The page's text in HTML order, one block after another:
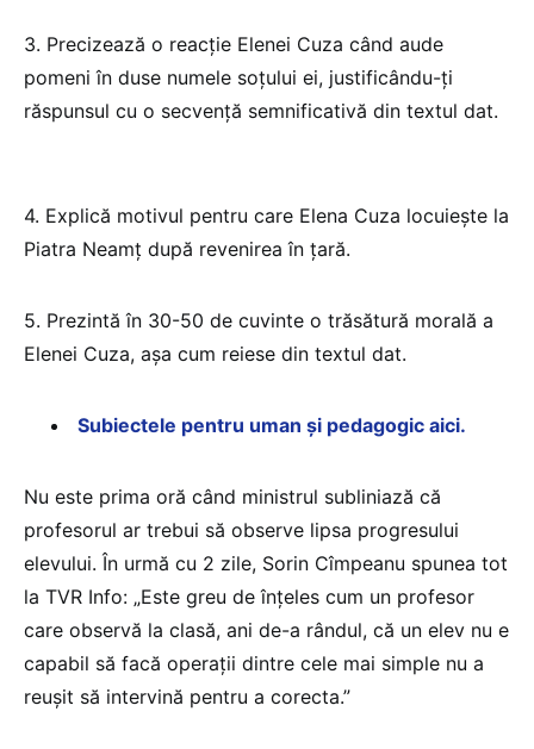
3. Precizează o reacție Elenei Cuza când aude
pomeni în duse numele soțului ei, justificându-ți
răspunsul cu o secvență semnificativă din textul dat.
4. Explică motivul pentru care Elena Cuza locuiește la
Piatra Neamț după revenirea în țară.
5. Prezintă în 30-50 de cuvinte o trăsătură morală a
Elenei Cuza, așa cum reiese din textul dat.
Subiectele pentru uman și pedagogic aici.
Nu este prima oră când ministrul subliniază că
profesorul ar trebui să observe lipsa progresului
elevului. În urmă cu 2 zile, Sorin Cîmpeanu spunea tot
la TVR Info: „Este greu de înțeles cum un profesor
care observă la clasă, ani de-a rândul, că un elev nu e
capabil să facă operații dintre cele mai simple nu a
reușit să intervină pentru a corecta.”